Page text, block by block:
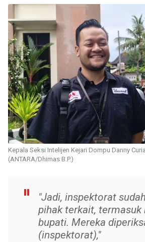
Kepala Seksi Intelijen Kejari Dompu Danny
(ANTARA/Dhimas B.P.)
"Jadi, inspektorat
pihak terkait,
bupati. Mereka
(inspektorat),"